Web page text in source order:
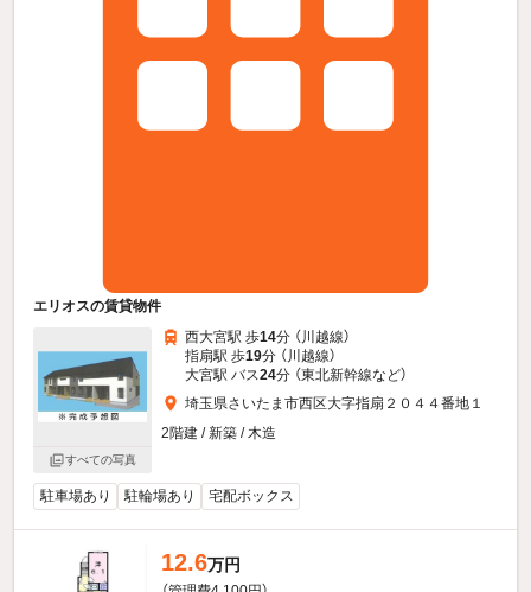
エリオスの賃貸物件
すべての写真
西大宮駅 歩14分 （川越線）
指扇駅 歩19分 （川越線）
大宮駅 バス24分 （東北新幹線など）
埼玉県さいたま市西区大字指扇２０４４番地１
2階建 / 新築 / 木造
駐車場あり 駐輪場あり 宅配ボックス
12.6万円